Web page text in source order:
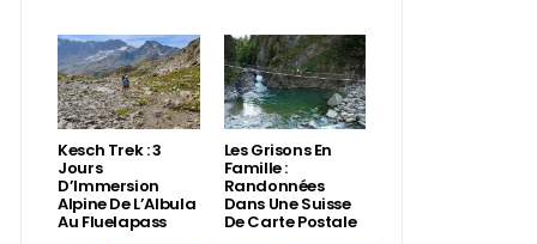
Kesch Trek : 3
Jours
D’Immersion
Alpine De L’Albula
Au Fluelapass
Les Grisons En
Famille :
Randonnées
Dans Une Suisse
De Carte Postale